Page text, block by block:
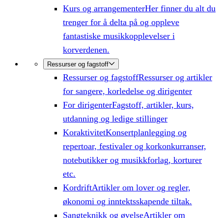
Kurs og arrangementerHer finner du alt du
trenger for å delta på og oppleve
fantastiske musikkopplevelser i
korverdenen.
Ressurser og fagstoff
Ressurser og fagstoffRessurser og artikler
for sangere, korledelse og dirigenter
For dirigenterFagstoff, artikler, kurs,
utdanning og ledige stillinger
KoraktivitetKonsertplanlegging og
repertoar, festivaler og korkonkurranser,
notebutikker og musikkforlag, korturer
etc.
KordriftArtikler om lover og regler,
økonomi og inntektsskapende tiltak.
Sangteknikk og øvelseArtikler om